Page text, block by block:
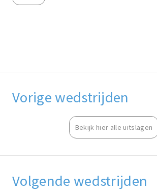
Vorige wedstrijden
Bekijk hier alle uitslagen
Volgende wedstrijden